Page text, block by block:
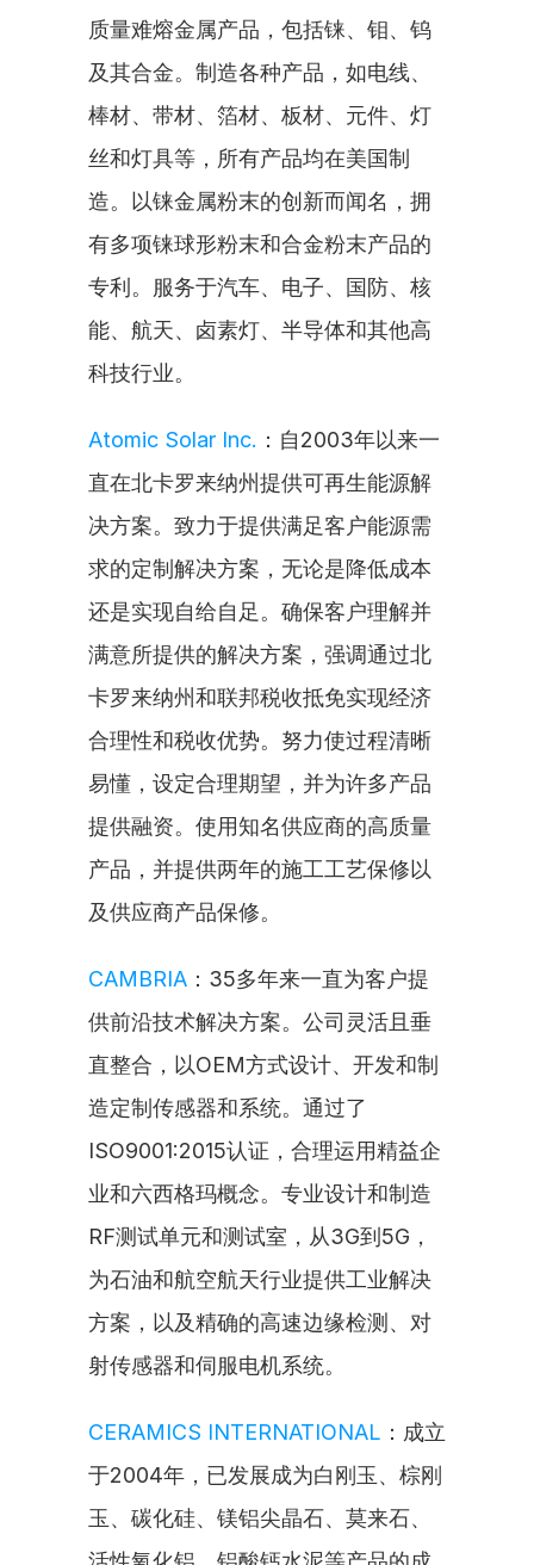
质量难熔金属产品，包括铼、钼、钨
及其合金。制造各种产品，如电线、
棒材、带材、箔材、板材、元件、灯
丝和灯具等，所有产品均在美国制
造。以铼金属粉末的创新而闻名，拥
有多项铼球形粉末和合金粉末产品的
专利。服务于汽车、电子、国防、核
能、航天、卤素灯、半导体和其他高
科技行业。
Atomic Solar Inc. ：自2003年以来一
直在北卡罗来纳州提供可再生能源解
决方案。致力于提供满足客户能源需
求的定制解决方案，无论是降低成本
还是实现自给自足。确保客户理解并
满意所提供的解决方案，强调通过北
卡罗来纳州和联邦税收抵免实现经济
合理性和税收优势。努力使过程清晰
易懂，设定合理期望，并为许多产品
提供融资。使用知名供应商的高质量
产品，并提供两年的施工工艺保修以
及供应商产品保修。
CAMBRIA ：35多年来一直为客户提
供前沿技术解决方案。公司灵活且垂
直整合，以OEM方式设计、开发和制
造定制传感器和系统。通过了
ISO9001:2015认证，合理运用精益企
业和六西格玛概念。专业设计和制造
RF测试单元和测试室，从3G到5G，
为石油和航空航天行业提供工业解决
方案，以及精确的高速边缘检测、对
射传感器和伺服电机系统。
CERAMICS INTERNATIONAL ：成立
于2004年，已发展成为白刚玉、棕刚
玉、碳化硅、镁铝尖晶石、莫来石、